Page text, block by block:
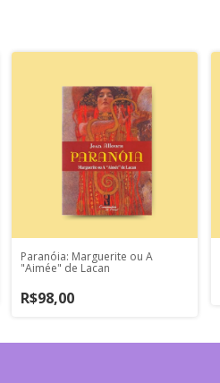
Paranóia: Marguerite ou A
"Aimée" de Lacan
R$98,00